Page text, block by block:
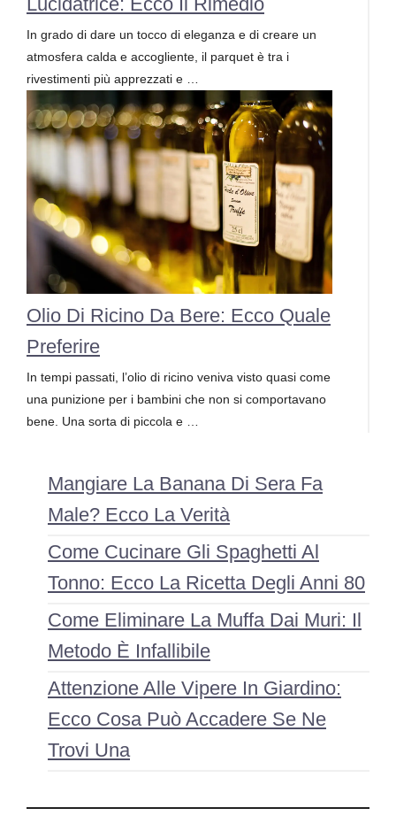
In grado di dare un tocco di eleganza e di creare un
atmosfera calda e accogliente, il parquet è tra i
rivestimenti più apprezzati e …
Olio Di Ricino Da Bere: Ecco Quale
Preferire
In tempi passati, l’olio di ricino veniva visto quasi come
una punizione per i bambini che non si comportavano
bene. Una sorta di piccola e …
Mangiare La Banana Di Sera Fa
Male? Ecco La Verità
Come Cucinare Gli Spaghetti Al
Tonno: Ecco La Ricetta Degli Anni 80
Come Eliminare La Muffa Dai Muri: Il
Metodo È Infallibile
Attenzione Alle Vipere In Giardino:
Ecco Cosa Può Accadere Se Ne
Trovi Una